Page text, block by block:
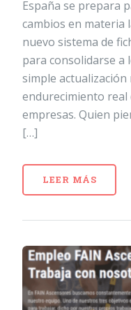
España se prepara
cambios en materia
nuevo sistema de
para consolidarse a
simple
endurecimiento
empresas. Quien
[…]
LEER MÁS